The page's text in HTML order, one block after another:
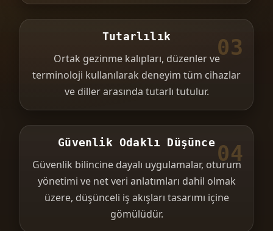
03
Tutarlılık
Ortak gezinme kalıpları, düzenler ve
terminoloji kullanılarak deneyim tüm cihazlar
ve diller arasında tutarlı tutulur.
04
Güvenlik Odaklı Düşünce
Güvenlik bilincine dayalı uygulamalar, oturum
yönetimi ve net veri anlatımları dahil olmak
üzere, düşünceli iş akışları tasarımı içine
gömülüdür.